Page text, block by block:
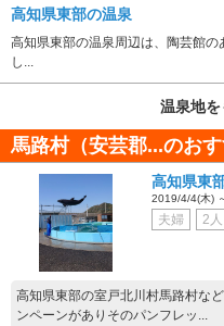
高知県東部の温泉
高知県東部の温泉周辺は、陶芸館
し...
温泉地
馬路村（安芸郡...のお
高知県東
2019/4/4(木)
夫婦 2人
高知県東部の室戸北川村馬路村な
ンペーンがありそのパンフレッ...